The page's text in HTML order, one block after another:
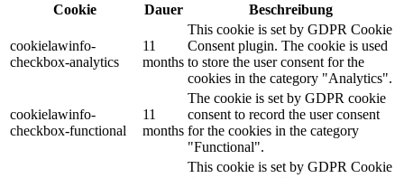
Cookie
Dauer Beschreibung
cookielawinfo-
checkbox-analytics
11
months
This cookie is set by GDPR Cookie
Consent plugin. The cookie is used
to store the user consent for the
cookies in the category "Analytics".
cookielawinfo-
checkbox-functional
11
months
The cookie is set by GDPR cookie
consent to record the user consent
for the cookies in the category
"Functional".
This cookie is set by GDPR Cookie